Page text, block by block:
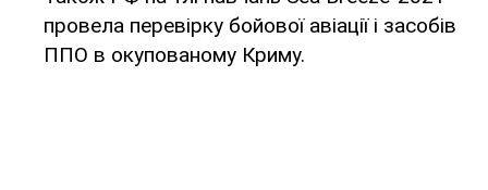
провела перевірку бойової авіації і засобів
ППО в окупованому Криму.